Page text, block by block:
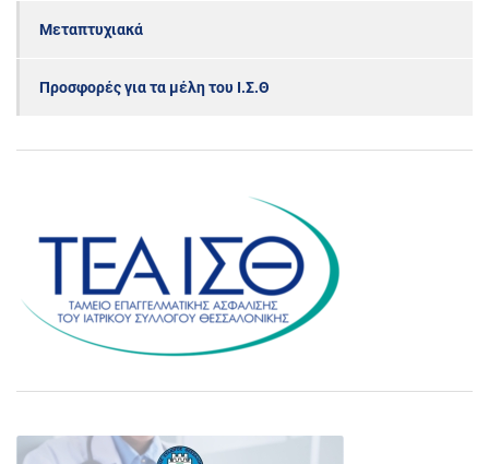
Μεταπτυχιακά
Προσφορές για τα μέλη του Ι.Σ.Θ